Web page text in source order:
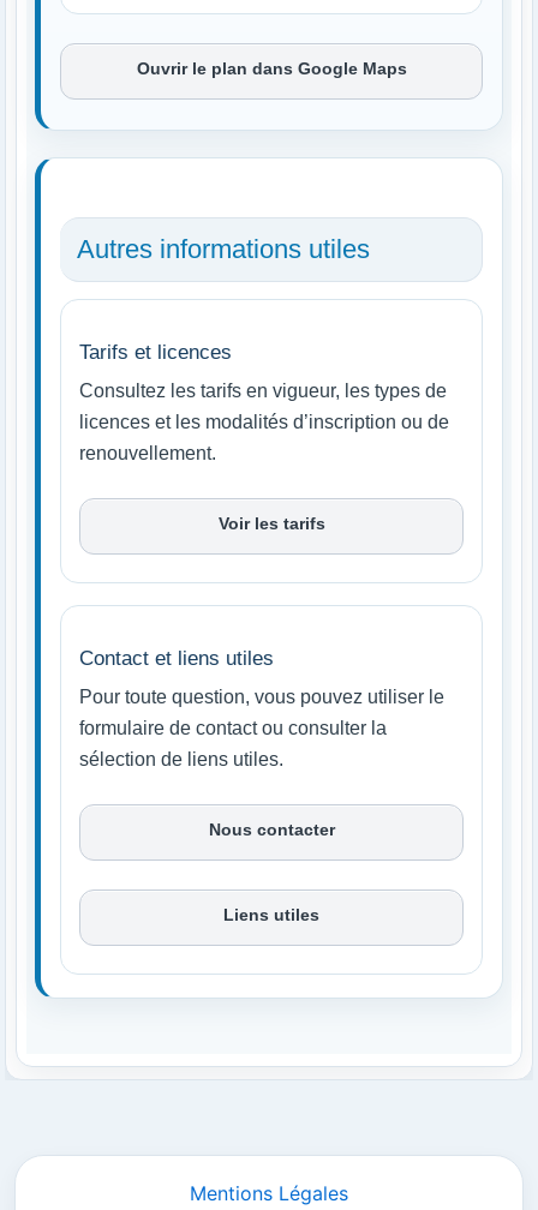
Ouvrir le plan dans Google Maps
Autres informations utiles
Tarifs et licences
Consultez les tarifs en vigueur, les types de
licences et les modalités d’inscription ou de
renouvellement.
Voir les tarifs
Contact et liens utiles
Pour toute question, vous pouvez utiliser le
formulaire de contact ou consulter la
sélection de liens utiles.
Nous contacter
Liens utiles
Mentions Légales